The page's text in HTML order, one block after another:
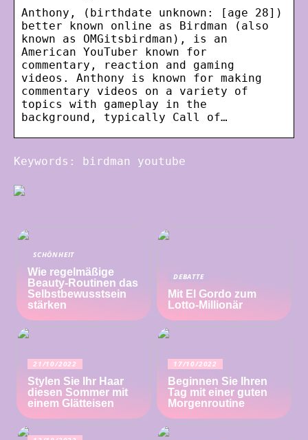
Anthony, (birthdate unknown: [age 28])
better known online as Birdman (also
known as OMGitsbirdman), is an
American YouTuber known for
commentary, reaction and gaming
videos. Anthony is known for making
commentary videos on a variety of
topics with gameplay in the
background, typically Call of…
Keywords: birdman youtube
SCHÖNHEIT
Wie regelmäßige
Beauty-Routinen das
Selbstbewusstsein
stärken
DEBATTE
Mit El Gordo zum
Lotto-Millionär
21/10/2022
Stylen Sie Ihr Haar
diesen Sommer mit
einem Glätteisen
17/10/2022
Beginnen Sie Ihren
Tag mit einer guten
Morgenroutine